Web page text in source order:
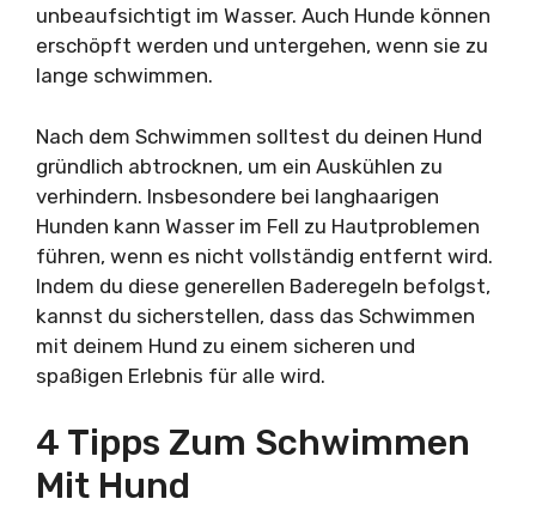
unbeaufsichtigt im Wasser. Auch Hunde können
erschöpft werden und untergehen, wenn sie zu
lange schwimmen.
Nach dem Schwimmen solltest du deinen Hund
gründlich abtrocknen, um ein Auskühlen zu
verhindern. Insbesondere bei langhaarigen
Hunden kann Wasser im Fell zu Hautproblemen
führen, wenn es nicht vollständig entfernt wird.
Indem du diese generellen Baderegeln befolgst,
kannst du sicherstellen, dass das Schwimmen
mit deinem Hund zu einem sicheren und
spaßigen Erlebnis für alle wird.
4 Tipps Zum Schwimmen
Mit Hund